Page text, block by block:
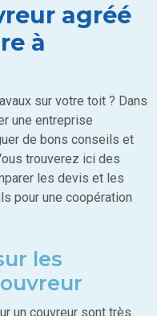
agréé
à
sur votre toit ? Dans
une entreprise
de bons conseils et
trouverez ici des
les devis et les
pour une coopération
les
un couvreur sont très